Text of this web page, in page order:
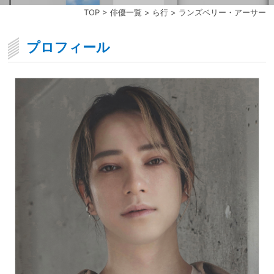
TOP> 俳優一覧 > ら行> ランズベリー・アーサー
プロフィール